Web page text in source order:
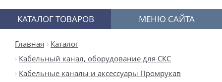
КАТАЛОГ ТОВАРОВ МЕНЮ САЙТА
Главная
Каталог
Кабельный канал, оборудование для СКС
Кабельные каналы и аксессуары Промрукав